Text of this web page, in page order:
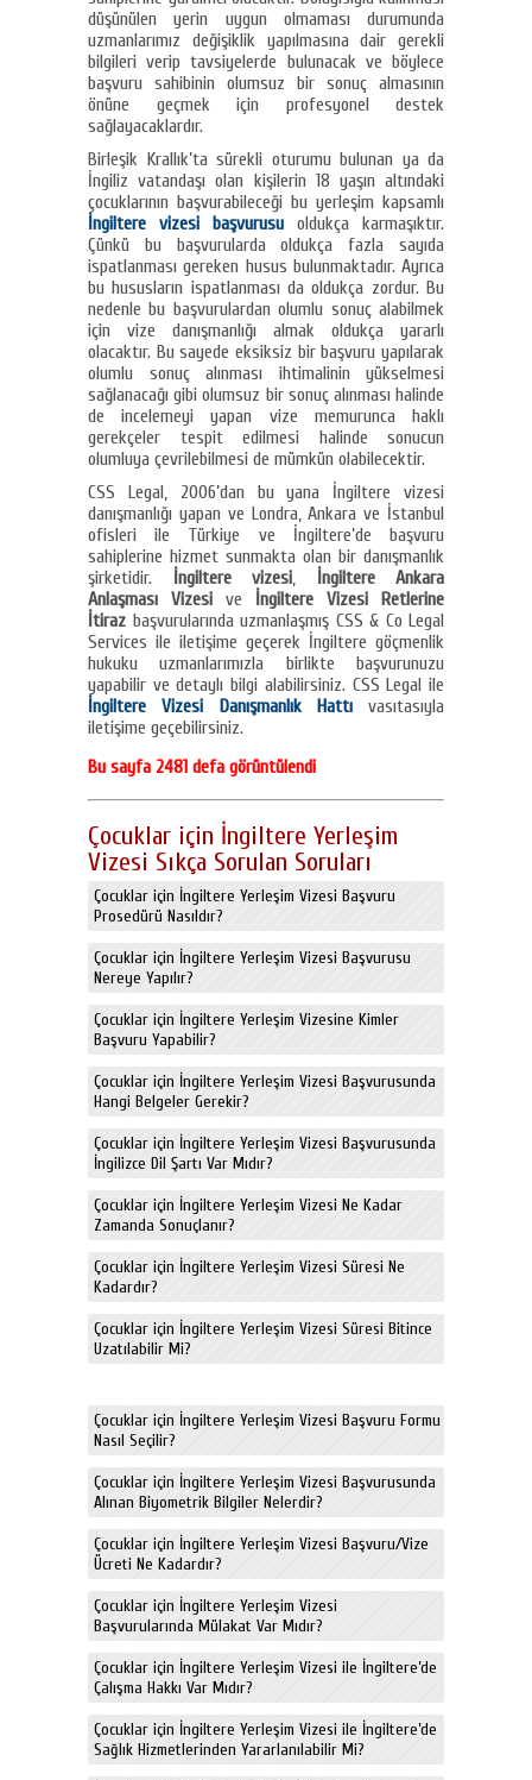
düşünülen yerin uygun olmaması durumunda
uzmanlarımız değişiklik yapılmasına dair gerekli
bilgileri verip tavsiyelerde bulunacak ve böylece
başvuru sahibinin olumsuz bir sonuç almasının
önüne geçmek için profesyonel destek
sağlayacaklardır.
Birleşik Krallık’ta sürekli oturumu bulunan ya da
İngiliz vatandaşı olan kişilerin 18 yaşın altındaki
çocuklarının başvurabileceği bu yerleşim kapsamlı
İngiltere vizesi başvurusu oldukça karmaşıktır.
Çünkü bu başvurularda oldukça fazla sayıda
ispatlanması gereken husus bulunmaktadır. Ayrıca
bu hususların ispatlanması da oldukça zordur. Bu
nedenle bu başvurulardan olumlu sonuç alabilmek
için vize danışmanlığı almak oldukça yararlı
olacaktır. Bu sayede eksiksiz bir başvuru yapılarak
olumlu sonuç alınması ihtimalinin yükselmesi
sağlanacağı gibi olumsuz bir sonuç alınması halinde
de incelemeyi yapan vize memurunca haklı
gerekçeler tespit edilmesi halinde sonucun
olumluya çevrilebilmesi de mümkün olabilecektir.
CSS Legal, 2006’dan bu yana İngiltere vizesi
danışmanlığı yapan ve Londra, Ankara ve İstanbul
ofisleri ile Türkiye ve İngiltere’de başvuru
sahiplerine hizmet sunmakta olan bir danışmanlık
şirketidir.
İngiltere vizesi,
İngiltere Ankara
Anlaşması Vizesi ve
İngiltere Vizesi Retlerine
İtiraz başvurularında uzmanlaşmış CSS & Co Legal
Services ile iletişime geçerek İngiltere göçmenlik
hukuku uzmanlarımızla birlikte başvurunuzu
yapabilir ve detaylı bilgi alabilirsiniz. CSS Legal ile
İngiltere Vizesi Danışmanlık Hattıvasıtasıyla
iletişime geçebilirsiniz.
Bu sayfa 2481 defa görüntülendi
Çocuklar için İngiltere Yerleşim
Vizesi Sıkça Sorulan Soruları
Çocuklar için İngiltere Yerleşim Vizesi Başvuru
Prosedürü Nasıldır?
Çocuklar için İngiltere Yerleşim Vizesi Başvurusu
Nereye Yapılır?
Çocuklar için İngiltere Yerleşim Vizesine Kimler
Başvuru Yapabilir?
Çocuklar için İngiltere Yerleşim Vizesi Başvurusunda
Hangi Belgeler Gerekir?
Çocuklar için İngiltere Yerleşim Vizesi Başvurusunda
İngilizce Dil Şartı Var Mıdır?
Çocuklar için İngiltere Yerleşim Vizesi Ne Kadar
Zamanda Sonuçlanır?
Çocuklar için İngiltere Yerleşim Vizesi Süresi Ne
Kadardır?
Çocuklar için İngiltere Yerleşim Vizesi Süresi Bitince
Uzatılabilir Mi?
Çocuklar için İngiltere Yerleşim Vizesi Başvuru Formu
Nasıl Seçilir?
Çocuklar için İngiltere Yerleşim Vizesi Başvurusunda
Alınan Biyometrik Bilgiler Nelerdir?
Çocuklar için İngiltere Yerleşim Vizesi Başvuru/Vize
Ücreti Ne Kadardır?
Çocuklar için İngiltere Yerleşim Vizesi
Başvurularında Mülakat Var Mıdır?
Çocuklar için İngiltere Yerleşim Vizesi ile İngiltere’de
Çalışma Hakkı Var Mıdır?
Çocuklar için İngiltere Yerleşim Vizesi ile İngiltere’de
Sağlık Hizmetlerinden Yararlanılabilir Mi?